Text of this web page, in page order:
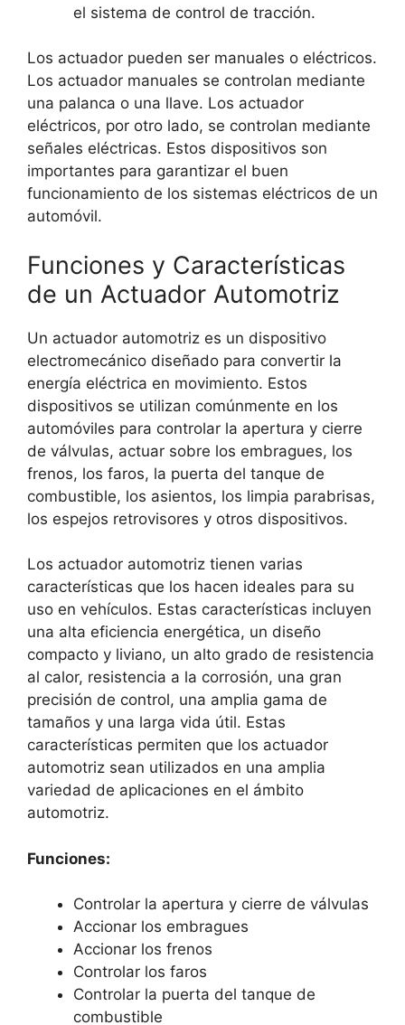
el sistema de control de tracción.
Los actuador pueden ser manuales o eléctricos.
Los actuador manuales se controlan mediante
una palanca o una llave. Los actuador
eléctricos, por otro lado, se controlan mediante
señales eléctricas. Estos dispositivos son
importantes para garantizar el buen
funcionamiento de los sistemas eléctricos de un
automóvil.
Funciones y Características
de un Actuador Automotriz
Un actuador automotriz es un dispositivo
electromecánico diseñado para convertir la
energía eléctrica en movimiento. Estos
dispositivos se utilizan comúnmente en los
automóviles para controlar la apertura y cierre
de válvulas, actuar sobre los embragues, los
frenos, los faros, la puerta del tanque de
combustible, los asientos, los limpia parabrisas,
los espejos retrovisores y otros dispositivos.
Los actuador automotriz tienen varias
características que los hacen ideales para su
uso en vehículos. Estas características incluyen
una alta eficiencia energética, un diseño
compacto y liviano, un alto grado de resistencia
al calor, resistencia a la corrosión, una gran
precisión de control, una amplia gama de
tamaños y una larga vida útil. Estas
características permiten que los actuador
automotriz sean utilizados en una amplia
variedad de aplicaciones en el ámbito
automotriz.
Funciones:
Controlar la apertura y cierre de válvulas
Accionar los embragues
Accionar los frenos
Controlar los faros
Controlar la puerta del tanque de
combustible